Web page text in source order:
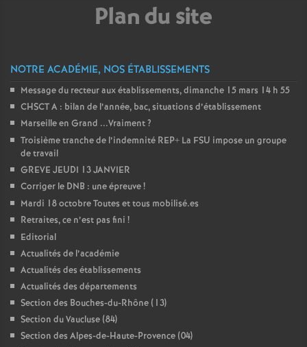
d
e
g
Plan du site
NOTRE ACADÉMIE, NOS ÉTABLISSEMENTS
Message du recteur aux établissements, dimanche 15 mars 14 h 55
CHSCT A : bilan de l’année, bac, situations d’établissement
Marseille en Grand ...Vraiment?
Troisième tranche de l’indemnité REP+ La FSU impose un groupe
de travail
GREVE JEUDI 13 JANVIER
Corriger le DNB : une épreuve!
Mardi 18 octobre Toutes et tous mobilisé.es
Retraites, ce n’est pas fini !
Editorial
Actualités de l’académie
Actualités des établissements
Actualités des départements
Section des Bouches-du-Rhône (13)
Section du Vaucluse (84)
Section des Alpes-de-Haute-Provence (04)